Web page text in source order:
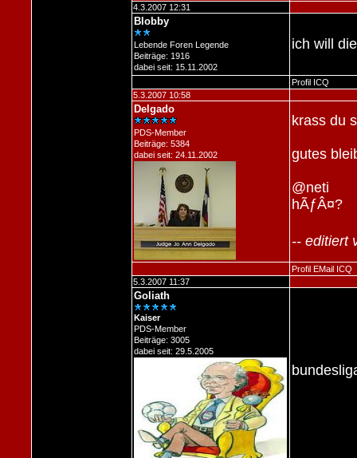
4.3.2007 12:31
Blobby
Lebende Foren Legende
Beiträge: 1916
dabei seit: 15.11.2002
ich will
Profil ICQ
5.3.2007 10:58
Delgado
PDS-Member
Beiträge: 5384
dabei seit: 24.11.2002
krass du
gutes
@neti
hÃƒÂ¤?
-- editiert
Profil EMail ICQ
5.3.2007 11:37
Goliath
Kaiser
PDS-Member
Beiträge: 3005
dabei seit: 29.5.2005